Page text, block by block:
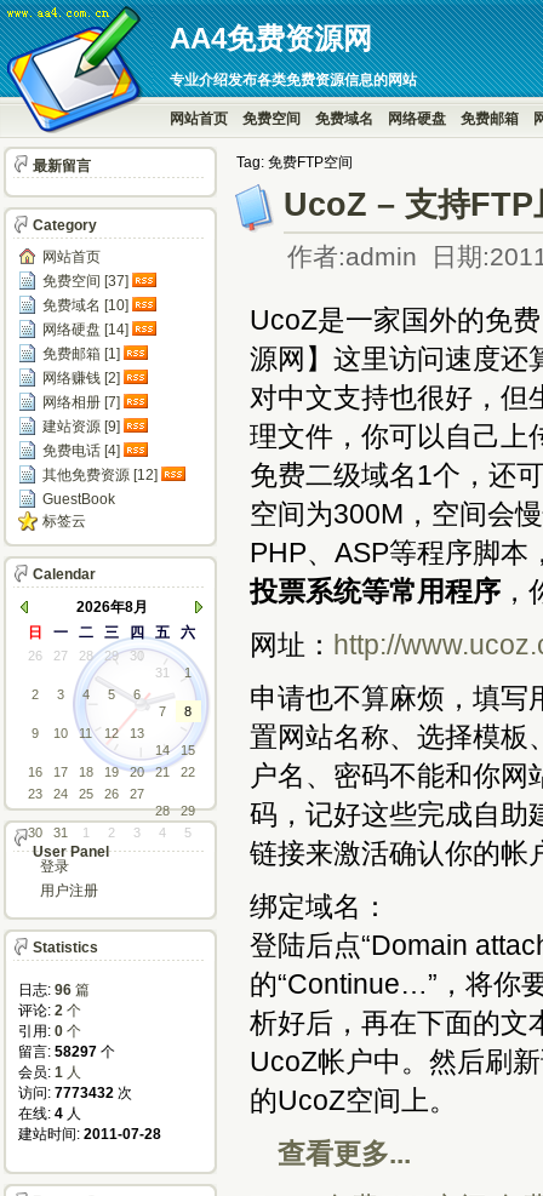
AA4免费资源网
专业介绍发布各类免费资源信息的网站
网站首页 免费空间 免费域名 网络硬盘 免费邮箱
Tag: 免费FTP空间
UcoZ – 支持FTP
作者:admin 日期
UcoZ是一家国外的免
源网】这里访问速度还
对中文支持也很好，但
理文件，你可以自己上
免费二级域名1个，还
空间为300M，空间会
PHP、ASP等程序脚本
投票系统等常用程序，
网址： http://
申请也不算麻烦，填写
置网站名称、选择模板
户名、密码不能和你
码，记好这些完成自助
链接来激活确认你的帐
绑定域名：
登陆后点“Domain
的“Continue…”，将你
析好后，再在下面的文
UcoZ帐户中。然后刷
的UcoZ空间上。
查看更多...
最新留言
Category
网站首页
免费空间 [37]
免费域名 [10]
网络硬盘 [14]
免费邮箱 [1]
网络赚钱 [2]
网络相册 [7]
建站资源 [9]
免费电话 [4]
其他免费资源 [12]
GuestBook
标签云
Calendar
2026年8月
日
一 二 三 四 五 六
26 27 28 29
30
31
1
2
3 4 5
6
7
8
9
10 11 12
13
14
15
16
17 18 19 20 21
22
23
24 25 26
27
28
29
30
31 1 2 3 4 5
User Panel
登录
用户注册
Statistics
日志: 96 篇
评论: 2 个
引用: 0 个
留言: 58297 个
会员: 1 人
访问: 7773432 次
在线: 4 人
建站时间: 2011-07-28